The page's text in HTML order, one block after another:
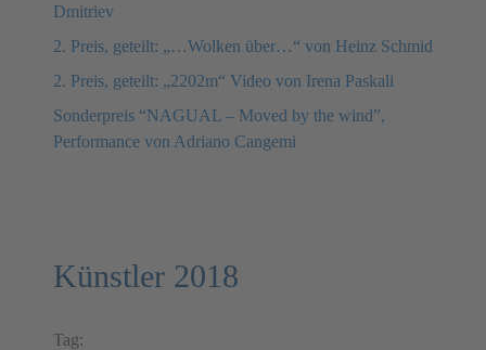
Dmitriev
2. Preis, geteilt: „…Wolken über…“ von Heinz Schmid
2. Preis, geteilt: „2202m“ Video von Irena Paskali
Sonderpreis “NAGUAL – Moved by the wind”,
Performance von Adriano Cangemi
Künstler 2018
Tag: